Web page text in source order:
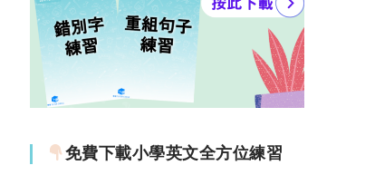
免費下載小學英文全方位練習